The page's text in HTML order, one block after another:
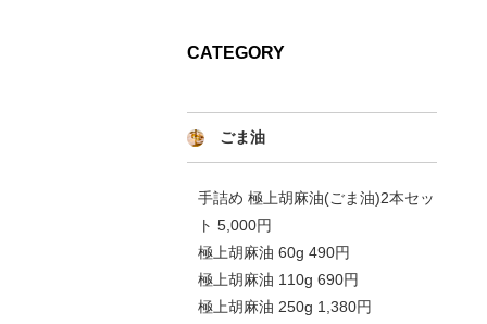
CATEGORY
ごま油
手詰め 極上胡麻油(ごま油)2本セッ
ト 5,000円
極上胡麻油 60g 490円
極上胡麻油 110g 690円
極上胡麻油 250g 1,380円